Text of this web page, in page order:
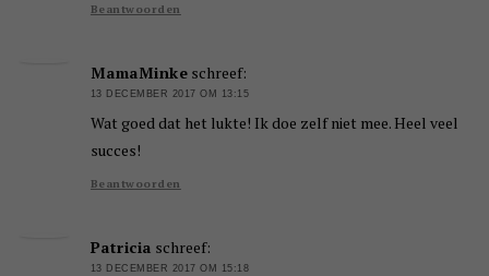
Beantwoorden
MamaMinke schreef:
13 DECEMBER 2017 OM 13:15
Wat goed dat het lukte! Ik doe zelf niet mee. Heel veel
succes!
Beantwoorden
Patricia schreef:
13 DECEMBER 2017 OM 15:18